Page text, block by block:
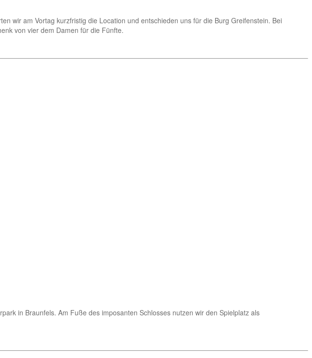
wir am Vortag kurzfristig die Location und entschieden uns für die Burg Greifenstein. Bei
von vier dem Damen für die Fünfte.
in Braunfels. Am Fuße des imposanten Schlosses nutzen wir den Spielplatz als